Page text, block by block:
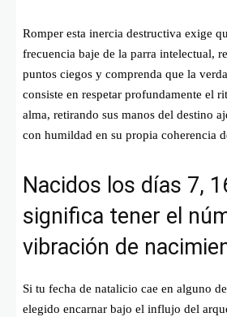
Romper esta inercia destructiva exige
frecuencia baje de la parra intelectual,
puntos ciegos y comprenda que la
consiste en respetar profundamente el
alma, retirando sus manos del destino
con humildad en su propia coherencia
Nacidos los días 7,
significa tener el
vibración de
Si tu fecha de natalicio cae en alguno
elegido encarnar bajo el influjo del